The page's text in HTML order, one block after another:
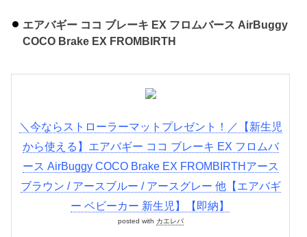
エアバギー ココ ブレーキ EX フロムバース AirBuggy
COCO Brake EX FROMBIRTH
＼今ならストローラーマットプレゼント！／【新生児
から使える】エアバギー ココ ブレーキ EX フロムバ
ース AirBuggy COCO Brake EX FROMBIRTHアース
ブラウン / アースブルー / アースグレー 他【エアバギ
ー ベビーカー 新生児】【即納】
posted with カエレバ